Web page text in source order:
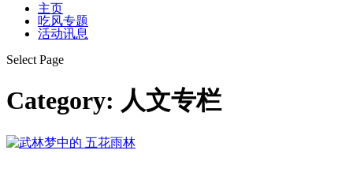
主页
吃风专题
活动讯息
Select Page
Category: 人文专栏